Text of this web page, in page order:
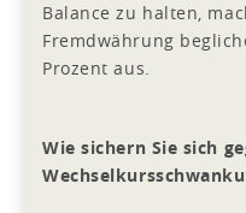
Balance zu halten,
Fremdwährung
Prozent aus.
Wie sichern Sie sich